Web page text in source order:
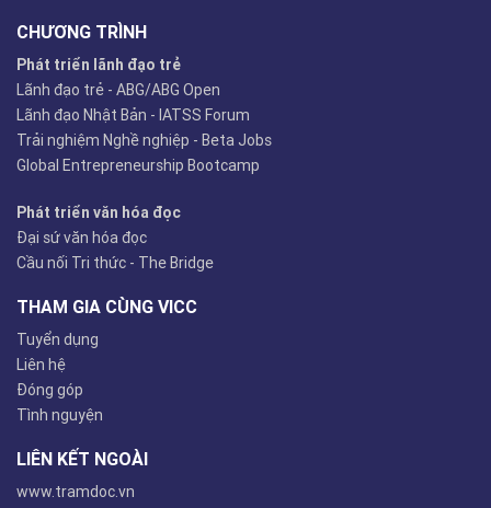
CHƯƠNG TRÌNH
Phát triển lãnh đạo trẻ
Lãnh đạo trẻ - ABG/ABG Open
Lãnh đạo Nhật Bản - IATSS Forum
Trải nghiệm Nghề nghiệp - Beta Jobs
Global Entrepreneurship Bootcamp
Phát triển văn hóa đọc
Đại sứ văn hóa đọc
Cầu nối Tri thức - The Bridge
THAM GIA CÙNG VICC
Tuyển dụng
Liên hệ
Đóng góp
Tình nguyện
LIÊN KẾT NGOÀI
www.tramdoc.vn